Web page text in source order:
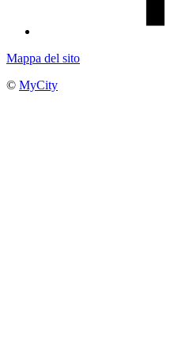
Mappa del sito
© MyCity